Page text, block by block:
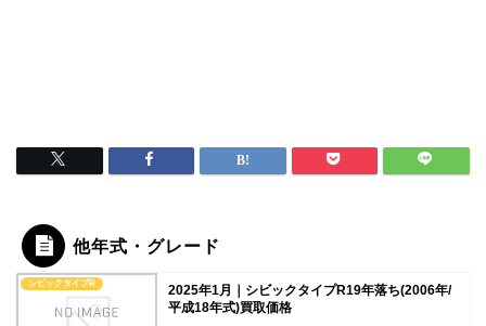
他年式・グレード
シビックタイプR
2025年1月｜シビックタイプR19年落ち(2006年/
平成18年式)買取価格